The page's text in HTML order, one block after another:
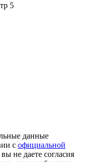
5
данные
с официальной
не даете согласия